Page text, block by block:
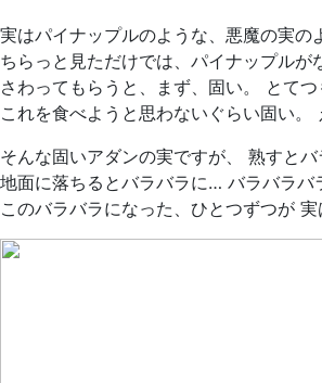
実はパイナップルのような、悪魔の実の
ちらっと見ただけでは、パイナップルが
さわってもらうと、まず、固い。 とてつ
これを食べようと思わないぐらい固い。
そんな固いアダンの実ですが、 熟すと
地面に落ちるとバラバラに… バラバラ
このバラバラになった、ひとつずつが